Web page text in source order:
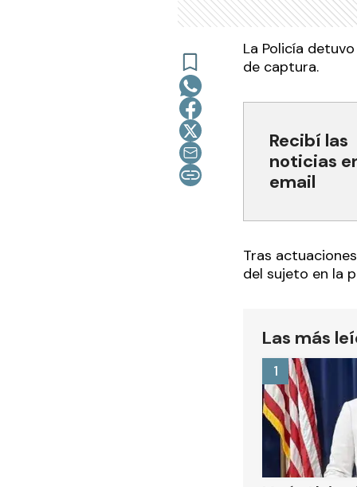
La Policía
de captura.
Recibí las
noticias
email
Tras
del sujeto en la
Las más
1